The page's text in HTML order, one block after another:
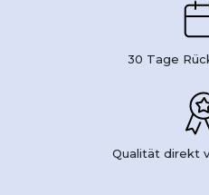
30 Tage
Qualität direkt